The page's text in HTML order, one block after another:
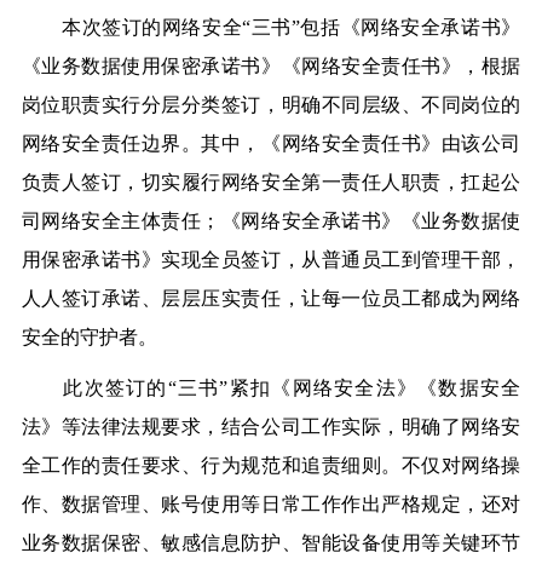
本次签订的网络安全“三书”包括《网络安全承诺书》
《业务数据使用保密承诺书》《网络安全责任书》，根据
岗位职责实行分层分类签订，明确不同层级、不同岗位的
网络安全责任边界。其中，《网络安全责任书》由该公司
负责人签订，切实履行网络安全第一责任人职责，扛起公
司网络安全主体责任；《网络安全承诺书》《业务数据使
用保密承诺书》实现全员签订，从普通员工到管理干部，
人人签订承诺、层层压实责任，让每一位员工都成为网络
安全的守护者。
此次签订的“三书”紧扣《网络安全法》《数据安全
法》等法律法规要求，结合公司工作实际，明确了网络安
全工作的责任要求、行为规范和追责细则。不仅对网络操
作、数据管理、账号使用等日常工作作出严格规定，还对
业务数据保密、敏感信息防护、智能设备使用等关键环节